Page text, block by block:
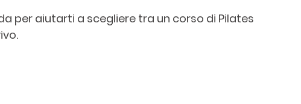
per aiutarti a scegliere tra un corso di Pilates